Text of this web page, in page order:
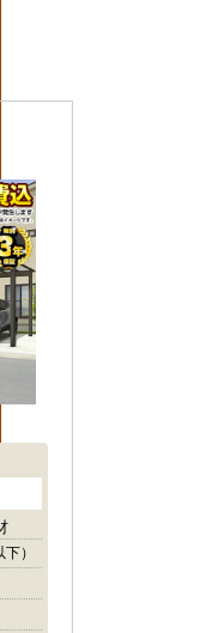
）